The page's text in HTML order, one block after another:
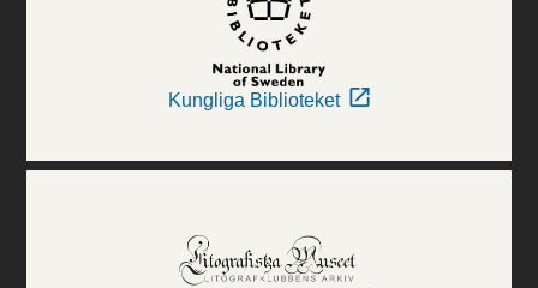
Kungliga Biblioteket